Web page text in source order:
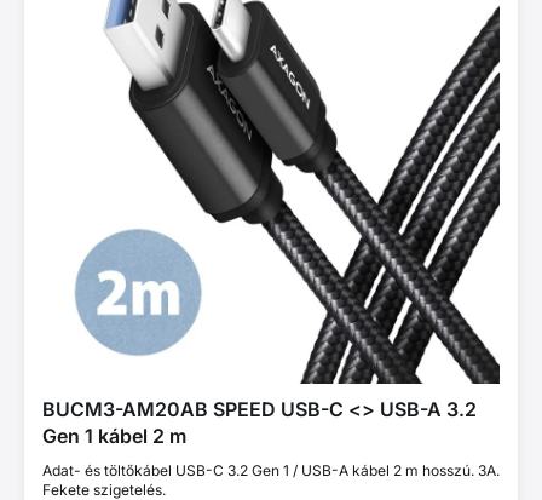
BUCM3-AM20AB SPEED USB-C <> USB-A 3.2
Gen 1 kábel 2 m
Adat- és töltőkábel USB-C 3.2 Gen 1 / USB-A kábel 2 m hosszú. 3A.
Fekete szigetelés.